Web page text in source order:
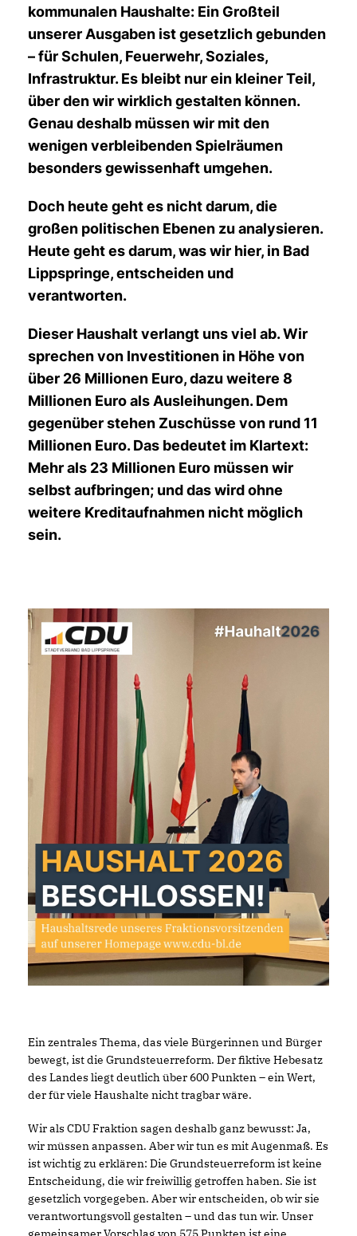
kommunalen Haushalte: Ein Großteil
unserer Ausgaben ist gesetzlich gebunden
– für Schulen, Feuerwehr, Soziales,
Infrastruktur. Es bleibt nur ein kleiner Teil,
über den wir wirklich gestalten können.
Genau deshalb müssen wir mit den
wenigen verbleibenden Spielräumen
besonders gewissenhaft umgehen.
Doch heute geht es nicht darum, die
großen politischen Ebenen zu analysieren.
Heute geht es darum, was wir hier, in Bad
Lippspringe, entscheiden und
verantworten.
Dieser Haushalt verlangt uns viel ab. Wir
sprechen von Investitionen in Höhe von
über 26 Millionen Euro, dazu weitere 8
Millionen Euro als Ausleihungen. Dem
gegenüber stehen Zuschüsse von rund 11
Millionen Euro. Das bedeutet im Klartext:
Mehr als 23 Millionen Euro müssen wir
selbst aufbringen; und das wird ohne
weitere Kreditaufnahmen nicht möglich
sein.
Ein zentrales Thema, das viele Bürgerinnen und Bürger
bewegt, ist die Grundsteuerreform. Der fiktive Hebesatz
des Landes liegt deutlich über 600 Punkten – ein Wert,
der für viele Haushalte nicht tragbar wäre.
Wir als CDU Fraktion sagen deshalb ganz bewusst: Ja,
wir müssen anpassen. Aber wir tun es mit Augenmaß. Es
ist wichtig zu erklären: Die Grundsteuerreform ist keine
Entscheidung, die wir freiwillig getroffen haben. Sie ist
gesetzlich vorgegeben. Aber wir entscheiden, ob wir sie
verantwortungsvoll gestalten – und das tun wir. Unser